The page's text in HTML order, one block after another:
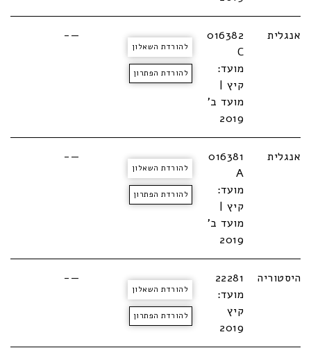
אנגלית
016382
C
מועד:
קיץ |
מועד ב'
2019
להורדת השאלון
להורדת הפתרון
—-
אנגלית
016381
A
מועד:
קיץ |
מועד ב'
2019
להורדת השאלון
להורדת הפתרון
—-
היסטוריה
22281
מועד:
קיץ
2019
להורדת השאלון
להורדת הפתרון
—-